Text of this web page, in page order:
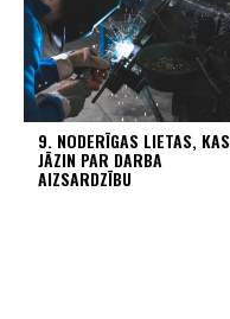
9. NODERĪGAS LIETAS, KAS
JĀZIN PAR DARBA
AIZSARDZĪBU